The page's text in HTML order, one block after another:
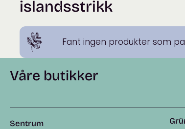
islandsstrikk
Fant ingen produkter som
Våre butikker
Sentrum